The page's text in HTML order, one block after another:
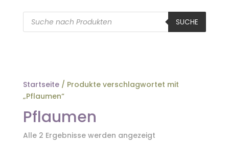
Products
search SUCHE
Startseite/ Produkte verschlagwortet mit
„Pflaumen“
Pflaumen
Alle 2 Ergebnisse werden angezeigt